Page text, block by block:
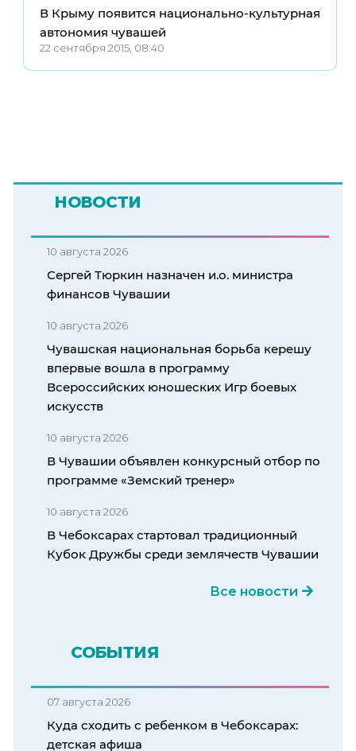
В Крыму появится национально-культурная
автономия чувашей
22 сентября 2015, 08:40
НОВОСТИ
10 августа 2026
Сергей Тюркин назначен и.о. министра
финансов Чувашии
10 августа 2026
Чувашская национальная борьба керешу
впервые вошла в программу
Всероссийских юношеских Игр боевых
искусств
10 августа 2026
В Чувашии объявлен конкурсный отбор по
программе «Земский тренер»
10 августа 2026
В Чебоксарах стартовал традиционный
Кубок Дружбы среди землячеств Чувашии
Все новости
СОБЫТИЯ
07 августа 2026
Куда сходить с ребенком в Чебоксарах:
детская афиша